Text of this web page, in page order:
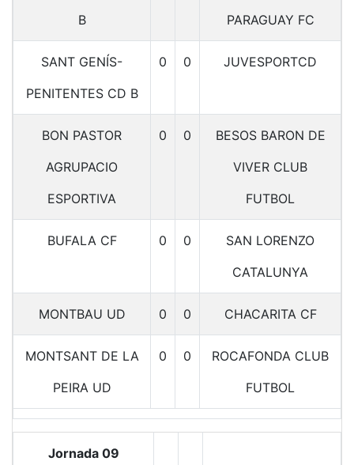
B
PARAGUAY FC
SANT GENÍS-
PENITENTES CD B
0 0 JUVESPORTCD
BON PASTOR
AGRUPACIO
ESPORTIVA
0 0
BESOS BARON DE
VIVER CLUB
FUTBOL
BUFALA CF 0 0
SAN LORENZO
CATALUNYA
MONTBAU UD 0 0 CHACARITA CF
MONTSANT DE LA
PEIRA UD
0 0
ROCAFONDA CLUB
FUTBOL
Jornada 09